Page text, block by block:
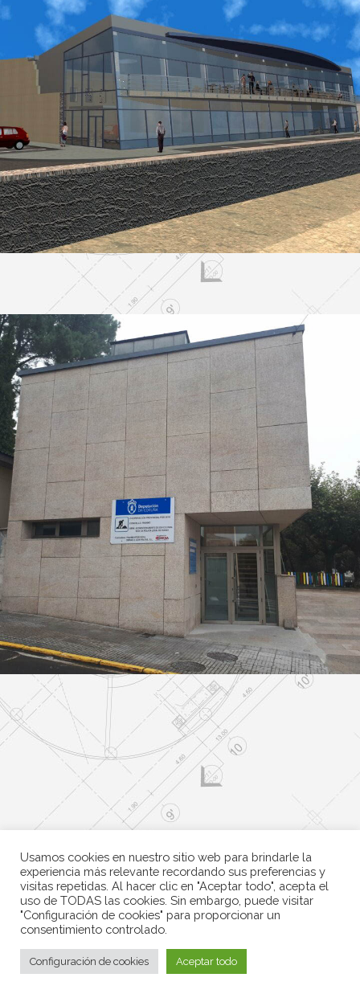
Mercado Municipal
EDIFICACION PÚBLICA
Juzgado
EDIFICACION PÚBLICA
Vivienda Unifamiliar
VIVIENDAS UNIFAMILIARES
Usamos cookies en nuestro sitio web para brindarle la
experiencia más relevante recordando sus preferencias y
visitas repetidas. Al hacer clic en "Aceptar todo", acepta el
uso de TODAS las cookies. Sin embargo, puede visitar
"Configuración de cookies" para proporcionar un
consentimiento controlado.
Configuración de cookies Aceptar todo